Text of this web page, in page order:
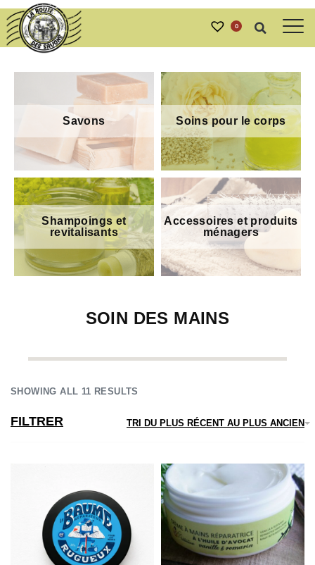
0
Soins pour le corps
Savons
Shampoings et
revitalisants
Accessoires et produits
ménagers
SOIN DES MAINS
SHOWING ALL 11 RESULTS
TRI DU PLUS RÉCENT AU PLUS ANCIEN
FILTRER